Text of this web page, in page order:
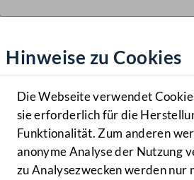
Hilfe
Benutzer
Navigationsmenü öffnen
MENÜ
Hinweise zu Cookies
Die Webseite verwendet
sie erforderlich für die
Funktionalität. Zum anderen
anonyme Analyse der Nutzung
zu Analysezwecken werden nur